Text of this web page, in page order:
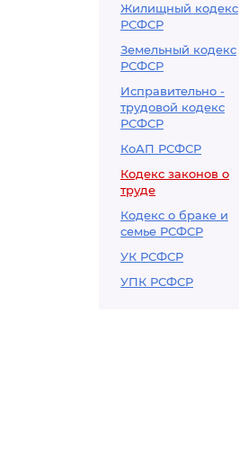
Жилищный кодекс
РСФСР
Земельный кодекс
РСФСР
Исправительно -
трудовой кодекс
РСФСР
КоАП РСФСР
Кодекс законов о
труде
Кодекс о браке и
семье РСФСР
УК РСФСР
УПК РСФСР